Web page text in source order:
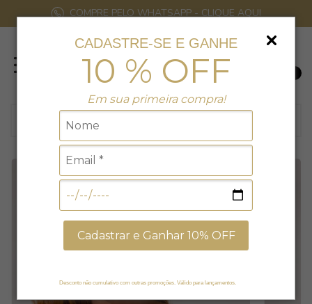
CADASTRE-SE E GANHE
10 % OFF
Em sua primeira compra!
Cadastrar e Ganhar 10% OFF
Desconto não cumulativo com outras promoções. Válido para lançamentos.
COMPRE PELO WHATSAPP - CLIQUE AQUI